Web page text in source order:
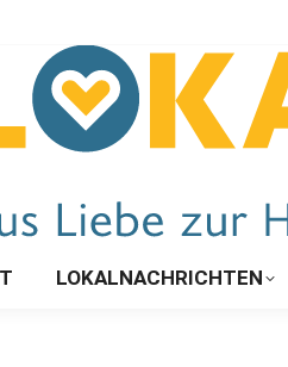
LOKALNACHRICHTEN